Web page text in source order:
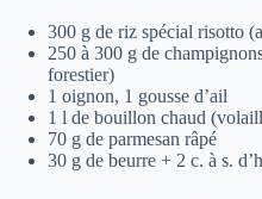
300 g de riz spécial risotto
250 à 300 g de
forestier)
1 oignon, 1 gousse d’ail
1 l de bouillon chaud
70 g de parmesan râpé
30 g de beurre + 2 c. à s.